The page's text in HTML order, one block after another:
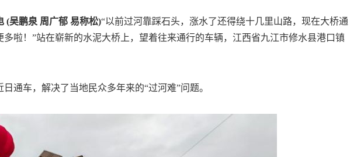
(吴鹏泉 周广郁 易称松)“以前过河靠踩石头，涨水了还得绕十几里山路，现在大桥通
啦！”站在崭新的水泥大桥上，望着往来通行的车辆，江西省九江市修水县港口镇
车，解决了当地民众多年来的“过河难”问题。